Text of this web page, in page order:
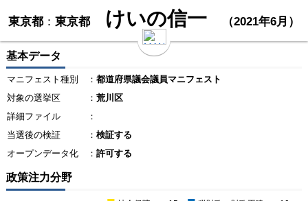
東京都：東京都 けいの信一 （2021年6月）
基本データ
マニフェスト種別 ： 都道府県議会議員マニフェスト
対象の選挙区
： 荒川区
詳細ファイル
：
当選後の検証
： 検証する
オープンデータ化
： 許可する
政策注力分野